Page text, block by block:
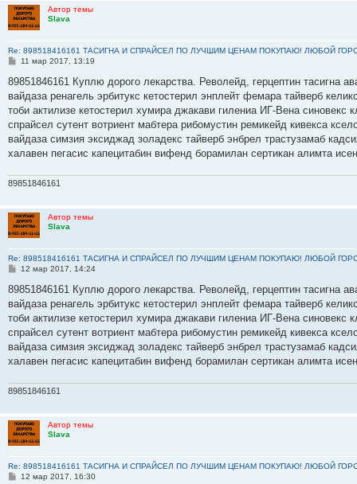
Автор темы
Slava
Re: 898518416161 ТАСИГНА И СПРАЙСЕЛ ПО ЛУЧШИМ ЦЕНАМ ПОКУПАЮ! ЛЮБОЙ
С
о
щ
е
и
е
11 мар 2017, 13:19
89851846161 Куплю дорого лекарства. Револейд, герцептин тасигна
вайдаза ренагель эрбитукс кетостерил энплейт фемара тайверб
тоби актилизе кетостерил хумира джакави гилениа ИГ-Вена
спрайсел сутент вотриент мабтера рибомустин ремикейд кивекса
вайдаза симзия эксиджад золадекс тайверб энбрел трастузамаб
халавен пегасис капецитабин вифенд борамилан сертикан алимта
89851846161
Автор темы
Slava
Re: 898518416161 ТАСИГНА И СПРАЙСЕЛ ПО ЛУЧШИМ ЦЕНАМ ПОКУПАЮ! ЛЮБОЙ
С
о
щ
е
и
е
12 мар 2017, 14:24
89851846161 Куплю дорого лекарства. Револейд, герцептин тасигна
вайдаза ренагель эрбитукс кетостерил энплейт фемара тайверб
тоби актилизе кетостерил хумира джакави гилениа ИГ-Вена
спрайсел сутент вотриент мабтера рибомустин ремикейд кивекса
вайдаза симзия эксиджад золадекс тайверб энбрел трастузамаб
халавен пегасис капецитабин вифенд борамилан сертикан алимта
89851846161
Автор темы
Slava
Re: 898518416161 ТАСИГНА И СПРАЙСЕЛ ПО ЛУЧШИМ ЦЕНАМ ПОКУПАЮ! ЛЮБОЙ
С12 мар 2017, 16:30